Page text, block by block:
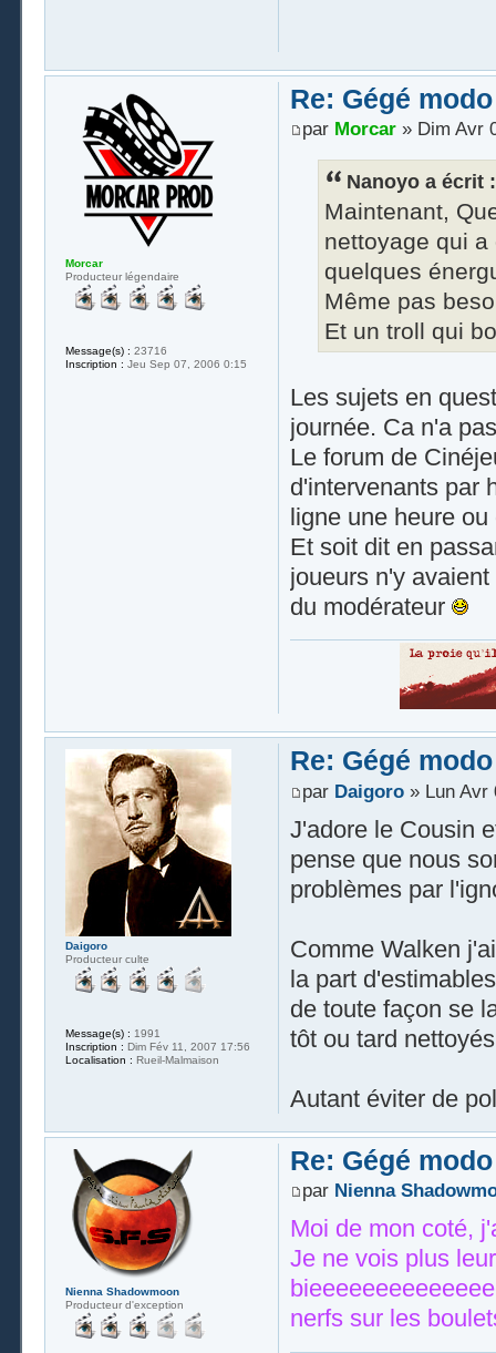
Re: Gégé
par Morcar» Dim Avr
Nanoyo a écrit :
Maintenant,
nettoyage qui
quelques
Même pas
Et un troll qui
Les sujets en
journée. Ca n'a
Le forum de
d'intervenants par
ligne une heure
Et soit dit en
joueurs n'y
du modérateur
Morcar
Producteur légendaire
Message(s) : 23716
Inscription : Jeu Sep 07, 2006 0:15
Re: Gégé
par Daigoro» Lun Avr
J'adore le Cousin
pense que nous
problèmes par
Comme Walken
la part
de toute façon se
tôt ou tard
Autant éviter de
Daigoro
Producteur culte
Message(s) : 1991
Inscription : Dim Fév 11, 2007 17:56
Localisation : Rueil-Malmaison
Re: Gégé
par Nienna
Moi de mon coté,
Je ne vois plus
nerfs sur les
Nienna Shadowmoon
Producteur d'exception